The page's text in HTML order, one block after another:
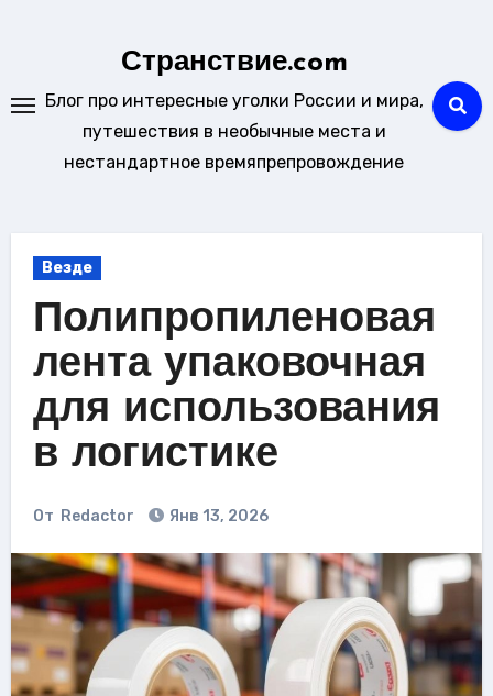
Странствие.com
Блог про интересные уголки России и мира,
путешествия в необычные места и
нестандартное времяпрепровождение
Везде
Полипропиленовая
лента упаковочная
для использования
в логистике
От Redactor Янв 13, 2026